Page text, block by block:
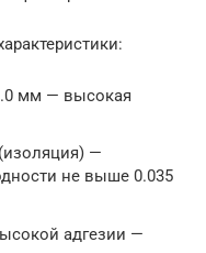
мм — высокая
—
не выше 0.035
адгезии —